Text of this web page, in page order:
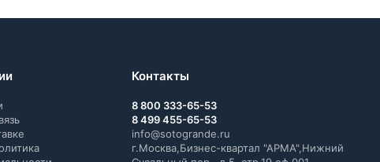
Контакты
8 800 333-65-53
8 499 455-65-53
info@sotogrande.ru
г.Москва,Бизнес-квартал "АРМА",Нижний